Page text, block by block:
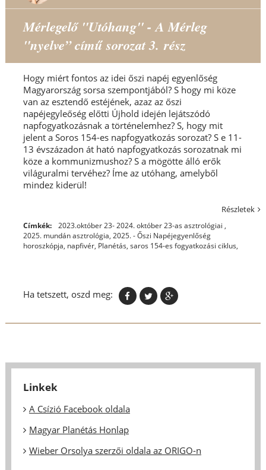
Mérlegelő "Utóhang" - A Mérleg
"nyelve” című sorozat 3. rész
Hogy miért fontos az idei őszi napéj egyenlőség
Magyarország sorsa szempontjából? S hogy mi köze
van az esztendő estéjének, azaz az őszi
napéjegyleőség előtti Újhold idején lejátszódó
napfogyatkozásnak a történelemhez? S, hogy mit
jelent a Soros 154-es napfogyatkozás sorozat? S e 11-
13 évszázadon át ható napfogyatkozás sorozatnak mi
köze a kommunizmushoz? S a mögötte álló erők
világuralmi tervéhez? Íme az utóhang, amelyből
mindez kiderül!
Részletek
Címkék: 2023.október 23- 2024. október 23-as asztrológiai ,
2025. mundán asztrológia, 2025. - Őszi Napéjegyenlőség
horoszkópja, napfivér, Planétás, saros 154-es fogyatkozási ciklus,
Ha tetszett, oszd meg:
Linkek
A Csízió Facebook oldala
Magyar Planétás Honlap
Wieber Orsolya szerzői oldala az ORIGO-n